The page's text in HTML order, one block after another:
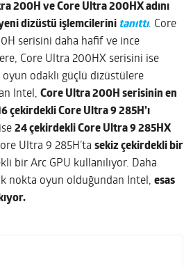
200H ve Core Ultra 200HX adını
dizüstü işlemcilerini tanıttı. Core
serisini daha hafif ve ince
Core Ultra 200HX serisini ise
oyun odaklı güçlü dizüstülere
Intel, Core Ultra 200H serisinin en
çekirdekli Core Ultra 9 285H’ı
24 çekirdekli Core Ultra 9 285HX
Ultra 9 285H’ta sekiz çekirdekli bir
bir Arc GPU kullanılıyor. Daha
nokta oyun olduğundan Intel, esas